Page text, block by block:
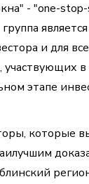
- "one-
и для
участвующих в
этапе
которые